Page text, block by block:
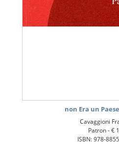
non Era un
Cavaggioni
Patron -€
ISBN: 978-